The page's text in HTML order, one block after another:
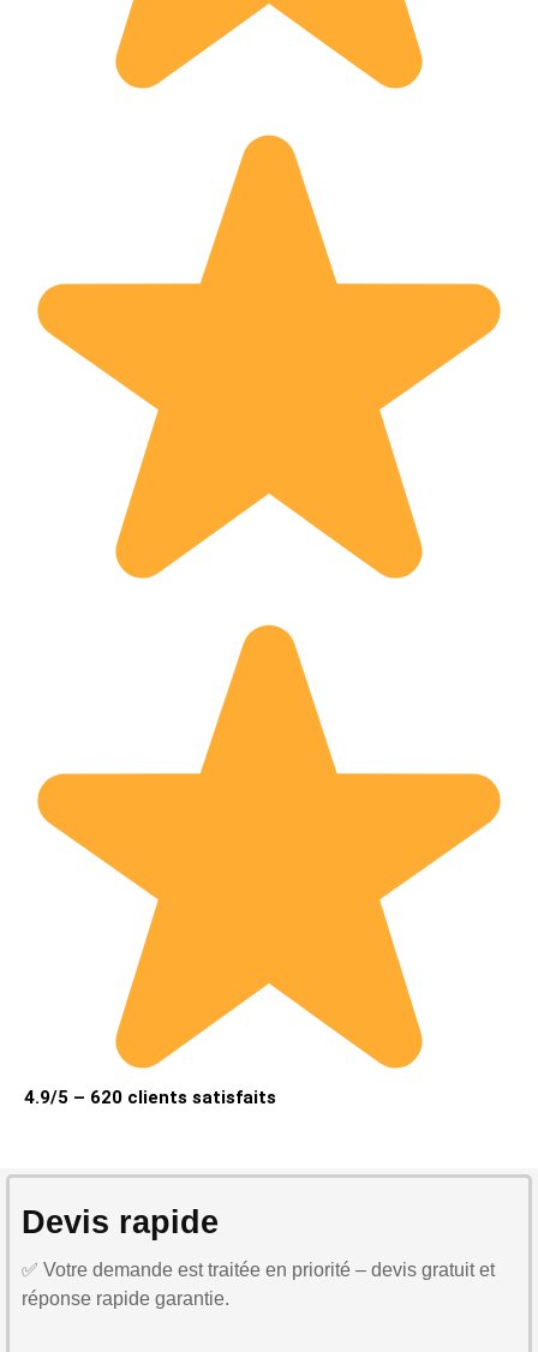
4.9/5 – 620 clients satisfaits
Devis rapide
✅ Votre demande est traitée en priorité – devis gratuit et
réponse rapide garantie.